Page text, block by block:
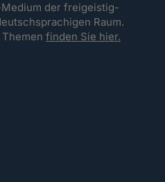
der freigeistig-
Raum.
Themenfinden Sie hier.